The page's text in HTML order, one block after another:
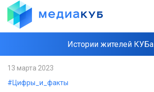
Истории жителей КУБа
13 марта 2023
#Цифры_и_факты